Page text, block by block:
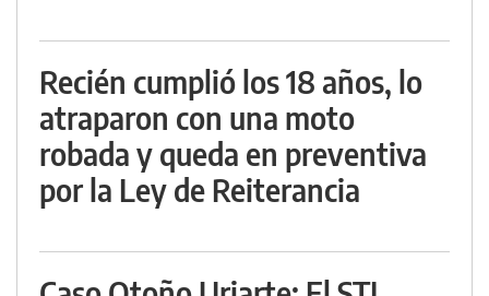
Recién cumplió los 18 años, lo
atraparon con una moto
robada y queda en preventiva
por la Ley de Reiterancia